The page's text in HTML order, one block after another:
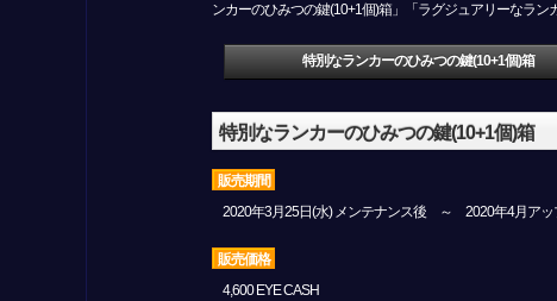
ンカーのひみつの鍵(10+1個)箱」「ラグジュアリーなラン
特別なランカーのひみつの鍵(10+1個)箱
特別なランカーのひみつの鍵(10+1個)箱
販売期間
2020年3月25日(水) メンテナンス後 ～ 2020年4月アッ
販売価格
4,600 EYE CASH